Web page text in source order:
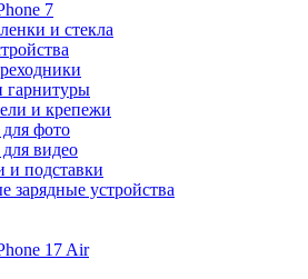
7
и стекла
и крепежи
фото
видео
и подставки
зарядные устройства
17 Air